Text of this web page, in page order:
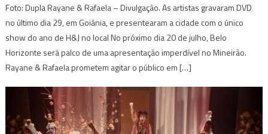
Foto: Dupla Rayane & Rafaela – Divulgação. As artistas gravaram DVD
no último dia 29, em Goiânia, e presentearam a cidade com o único
show do ano de H&J no local No próximo dia 20 de julho, Belo
Horizonte será palco de uma apresentação imperdível no Mineirão.
Rayane & Rafaela prometem agitar o público em […]